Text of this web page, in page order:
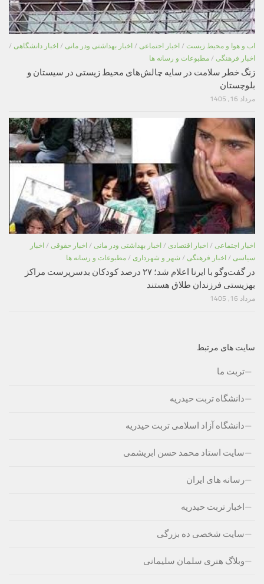
اب و هوا و محیط زیست / اخبار اجتماعی / اخبار بهداشتی ودر مانی / اخبار دانشگاهی /
اخبار فرهنگی / مطبوعات و رسانه ها
زنگ خطر سلامت در سایه چالش‌های محیط زیستی در سیستان و
بلوچستان
مرداد 16, 1405
اخبار اجتماعی / اخبار اقتصادی / اخبار بهداشتی ودر مانی / اخبار حقوقی / اخبار
سیاسی / اخبار فرهنگی / شهر و شهرداری / مطبوعات و رسانه ها
در گفت‌وگو با ایرنا اعلام شد؛ ۲۷ درصد کودکان بدسرپرست مراکز
بهزیستی فرزندان طلاق هستند
مرداد 16, 1405
سایت های مرتبط
تربت ما
دانشگاه تربت حیدریه
دانشگاه آزاد اسلامی تربت حیدریه
سایت استاد محمد حسن ابریشمی
رسانه های ایران
اخبار تربت حیدریه
سایت شخصی ده بزرگی
وبلاگ هنری سلمان سلیمانی